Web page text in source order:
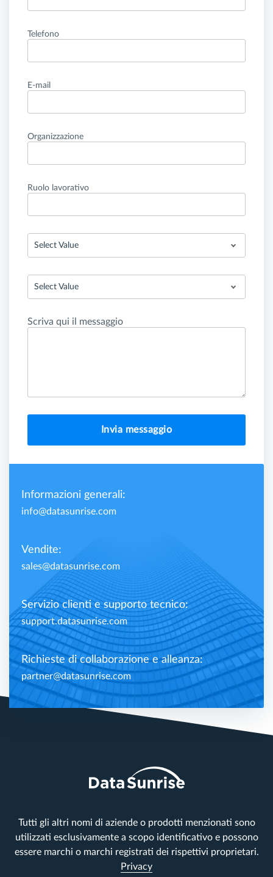
Telefono
E-mail
Organizzazione
Ruolo lavorativo
Select Value
Select Value
Scriva qui il messaggio
Invia messaggio
Informazioni generali:
info@datasunrise.com
Vendite:
sales@datasunrise.com
Servizio clienti e supporto tecnico:
support.datasunrise.com
Richieste di collaborazione e alleanza:
partner@datasunrise.com
Tutti gli altri nomi di aziende o prodotti menzionati sono
utilizzati esclusivamente a scopo identificativo e possono
essere marchi o marchi registrati dei rispettivi proprietari.
Privacy